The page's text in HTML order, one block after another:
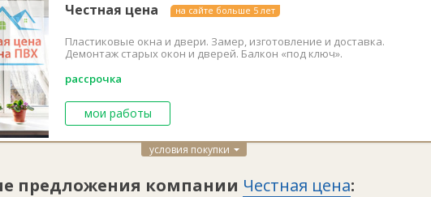
Честная цена на сайте больше 5 лет
Пластиковые окна и двери. Замер, изготовление и доставка.
Демонтаж старых окон и дверей. Балкон «под ключ».
рассрочка
мои работы
условия покупки
предложения компании Честная цена: